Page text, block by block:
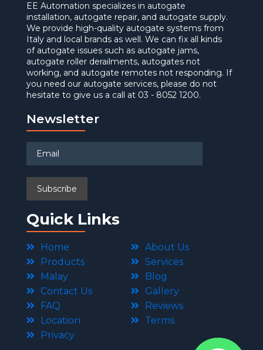
EE Automation specializes in autogate
installation, autogate repair, and autogate supply.
We provide high-quality autogate systems from
Italy and local brands as well. We can fix all kinds
of autogate issues such as autogate jams,
autogate roller derailments, autogates not
working, and autogate remotes not responding. If
you need our autogate services, please do not
hesitate to give us a call at 03 - 8052 1200.
Newsletter
Quick Links
Home
About Us
Products
Services
Malay
Blog
Contact Us
Gallery
FAQ
Reviews
Location
Terms
Privacy